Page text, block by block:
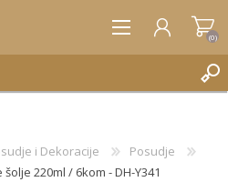
(0)
i Dekoracije
Posudje
220ml / 6kom - DH-Y341